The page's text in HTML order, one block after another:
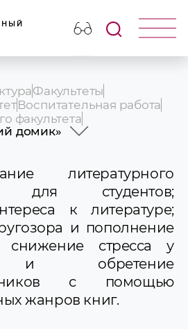
Факультеты
Воспитательная работа
факультета
домик»
игра ScienceQuiz
вочы»
лечебного
лечебного
литературного
для студентов;
к литературе;
и пополнение
снижение стресса у
и обретение
с помощью
жанров книг.